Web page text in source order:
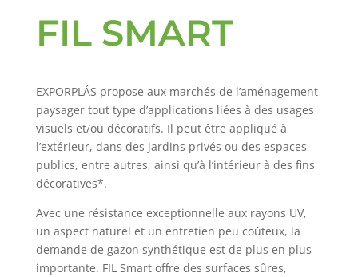
FIL SMART
EXPORPLÁS propose aux marchés de l’aménagement
paysager tout type d’applications liées à des usages
visuels et/ou décoratifs. Il peut être appliqué à
l’extérieur, dans des jardins privés ou des espaces
publics, entre autres, ainsi qu’à l’intérieur à des fins
décoratives*.
Avec une résistance exceptionnelle aux rayons UV,
un aspect naturel et un entretien peu coûteux, la
demande de gazon synthétique est de plus en plus
importante. FIL Smart offre des surfaces sûres,